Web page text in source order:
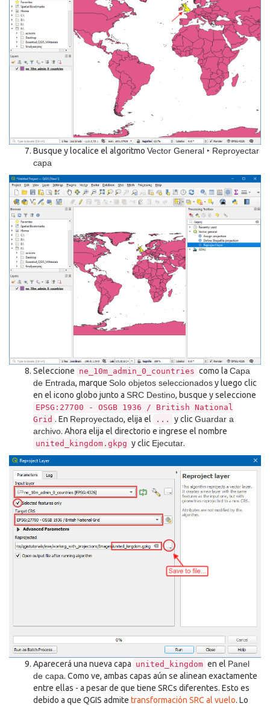
Busque y localice el algoritmo Vector General ‣ Reproyectar
capa
Seleccione ne_10m_admin_0_countries como la Capa
de Entrada, marque Solo objetos seleccionadosy luego clic
en el icono globo junto a SRC Destino, busque y seleccione
EPSG:27700 - OSGB 1936 / British National
Grid . En Reproyectado, elija el ... y clic Guardar a
archivo. Ahora elija el directorio e ingrese el nombre
united_kingdom.gkpg y clic Ejecutar.
Aparecerá una nueva capa united_kingdom en el Panel
de capa. Como ve, ambas capas aún se alinean exactamente
entre ellas - a pesar de que tiene SRCs diferentes. Esto es
debido a que QGIS admite transformación SRC al vuelo. Lo